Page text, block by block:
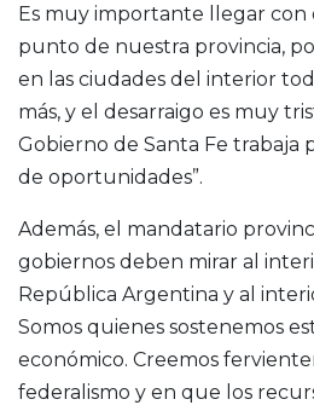
Es muy importante llegar con
punto de nuestra provincia,
en las ciudades del interior
más, y el desarraigo es muy
Gobierno de Santa Fe trabaja
de oportunidades”.
Además, el mandatario
gobiernos deben mirar al
República Argentina y al
Somos quienes sostenemos
económico. Creemos
federalismo y en que los